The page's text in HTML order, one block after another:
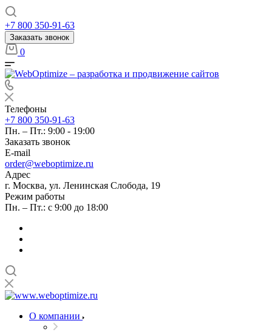
+7 800 350-91-63
Заказать звонок
0
Телефоны
+7 800 350-91-63
Пн. – Пт.: 9:00 - 19:00
Заказать звонок
E-mail
order@weboptimize.ru
Адрес
г. Москва, ул. Ленинская Слобода, 19
Режим работы
Пн. – Пт.: с 9:00 до 18:00
О компании